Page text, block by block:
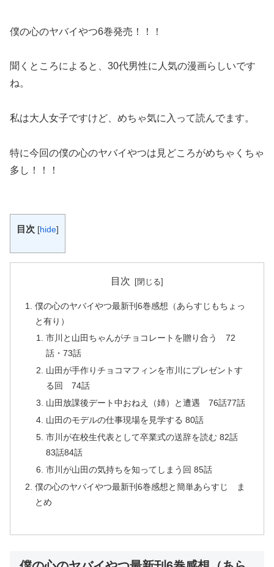
僕の心のヤバイやつ6巻発売！！！
聞くところによると、30代男性に人気の漫画らしいです
ね。
私は大人女子ですけど、めちゃ気に入って読んでます。
特に今回の僕の心のヤバイやつは見どころがめちゃくちゃ
多し！！！
目次 [hide]
目次
僕の心のヤバイやつ最新刊6巻感想（あらすじもちょっ
と有り）
市川と山田ちゃんがチョコレートを贈り合う 72
話・73話
山田が手作りチョコマフィンを市川にプレゼントす
る回 74話
山田放課後デート中おねえ（姉）と遭遇 76話77話
山田のモデルの仕事現場を見学する 80話
市川が在校生代表として卒業式の送辞を読む 82話
83話84話
市川が山田の気持ちを知ってしまう回 85話
僕の心のヤバイやつ最新刊6巻感想と簡単あらすじ ま
とめ